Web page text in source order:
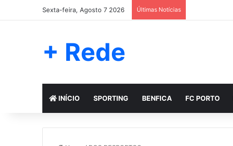
Sexta-feira, Agosto 7 2026 Últimas Notícias
+ Rede
INÍCIO SPORTING BENFICA FC PORTO